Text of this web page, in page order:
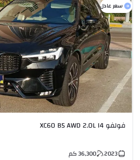
سعر عادل
فولفو XC60 B5 AWD 2.0L I4
2023
36,300كم